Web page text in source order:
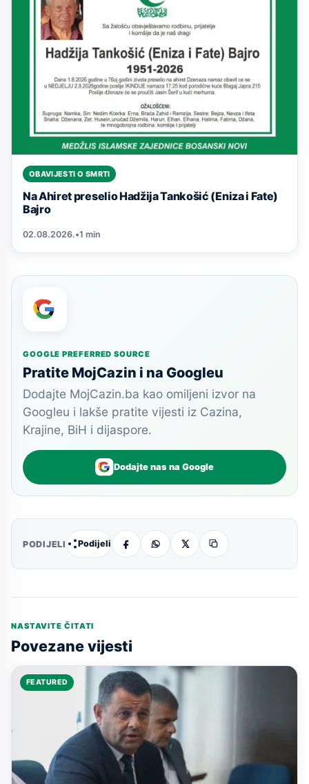
OBAVIJESTI O SMRTI
Na Ahiret preselio Hadžija Tankošić (Eniza i Fate)
Bajro
02.08.2026.•1 min
GOOGLE PREFERRED SOURCE
Pratite MojCazin i na Googleu
Dodajte MojCazin.ba kao omiljeni izvor na
Googleu i lakše pratite vijesti iz Cazina,
Krajine, BiH i dijaspore.
Dodajte nas na Google
PODIJELI Podijeli
NASTAVITE ČITATI
Povezane vijesti
FEATURED